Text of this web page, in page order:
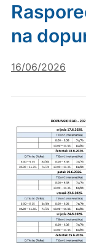
na
16/06/2026